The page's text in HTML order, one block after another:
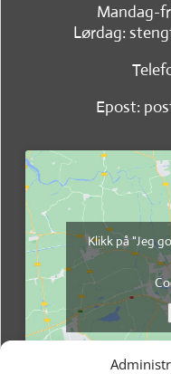
Mandag-
Lørdag:
Epost:
Klikk på "Jeg